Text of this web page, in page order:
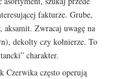
fakturze. Grube,
Zwracaj uwagę na
dekolty czy kołnierze. To
charakter.
Czerwika często operują